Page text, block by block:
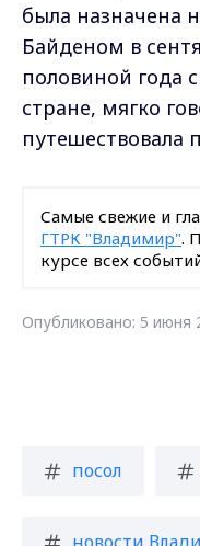
была назначена
Байденом в
половиной года
стране, мягко
путешествовала
Самые свежие и
ГТРК "Владимир".
курсе всех
Опубликовано: 5 июня
посол